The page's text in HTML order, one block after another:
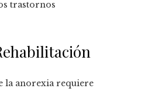
trastornos
la anorexia requiere